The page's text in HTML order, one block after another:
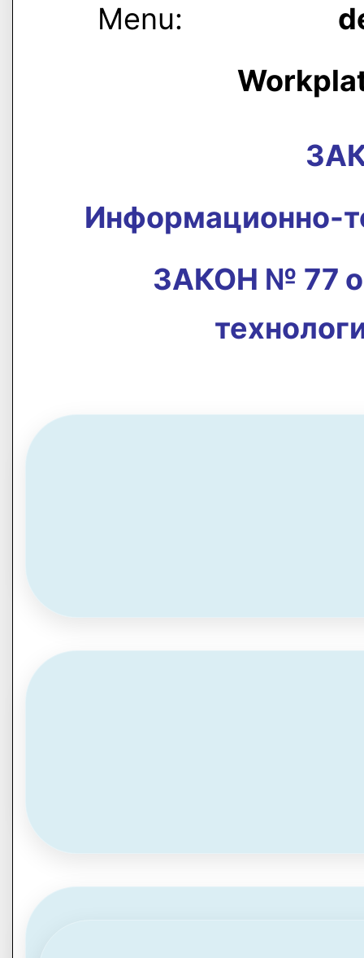
Menu:
Информационно-
ЗАКОН № 77